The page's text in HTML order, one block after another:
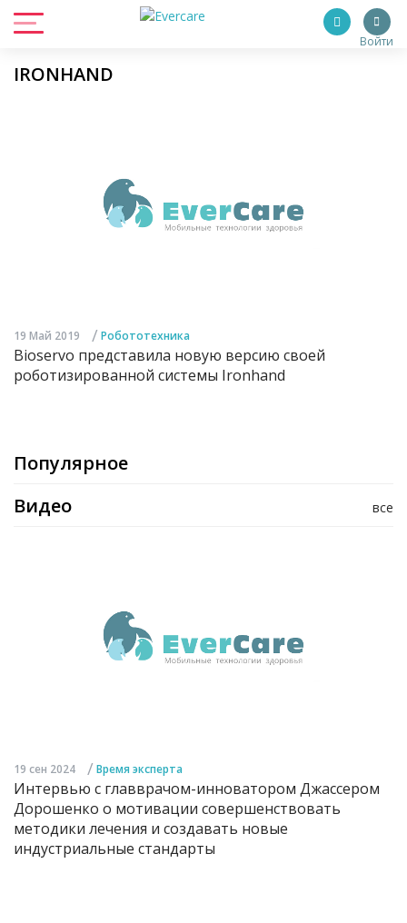
Войти
IRONHAND
19 Май 2019 / Робототехника
Bioservo представила новую версию своей
роботизированной системы Ironhand
Популярное
все
Видео
19 сен 2024 / Время эксперта
Интервью с главврачом-инноватором Джассером
Дорошенко о мотивации совершенствовать
методики лечения и создавать новые
индустриальные стандарты